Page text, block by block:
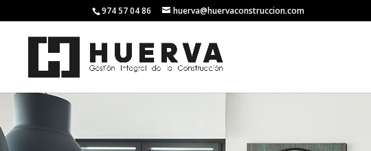
974 57 04 86 huerva@huervaconstruccion.com